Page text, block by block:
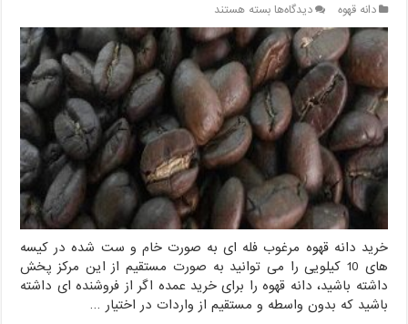
دانه قهوه دیدگاه‌هابرای
خرید
دانه
قهوه
مرغوب
فله
ای
بسته هستند
خرید دانه قهوه مرغوب فله ای به صورت خام و ست شده در کیسه
های 10 کیلویی را می توانید به صورت مستقیم از این مرکز پخش
داشته باشید، دانه قهوه را برای خرید عمده اگر از فروشنده ای داشته
باشید که بدون واسطه و مستقیم از واردات در اختیار …